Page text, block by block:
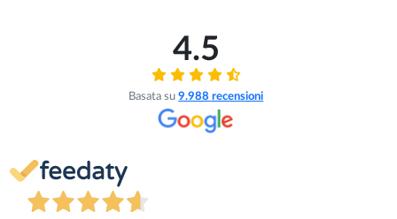
4.5
Basata su9.988 recensioni